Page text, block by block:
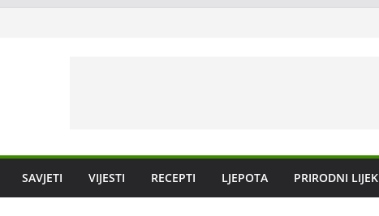
SAVJETI VIJESTI RECEPTI LJEPOTA PRIRODNI LIJEK